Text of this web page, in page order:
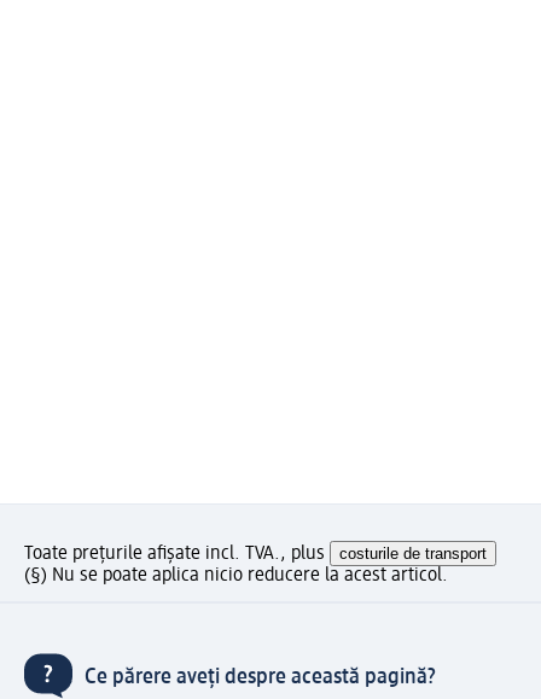
Toate prețurile afișate incl. TVA., plus costurile de transport
(§) Nu se poate aplica nicio reducere la acest articol.
Ce părere aveți despre această pagină?